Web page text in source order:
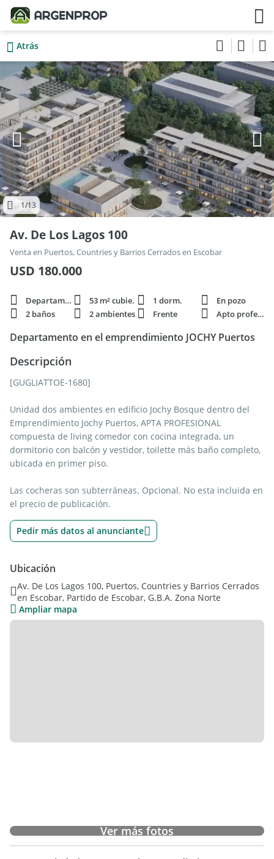
Atrás
1/13
Av. De Los Lagos 100
Venta en Puertos, Countries y Barrios Cerrados en Escobar
USD 180.000
Departamento 53 m² cubie. 1 dorm.
En pozo
2 baños
2 ambientes Frente Apto profesi.
Departamento en el emprendimiento JOCHY Puertos
Descripción
[GUGLIATTOE-1680]
Unidad dos ambientes en edificio Jochy Bosque dentro del
Emprendimiento Jochy Puertos, APTA PROFESIONAL
compuesta de living comedor con cocina integrada, un
dormitorio con balcón y vestidor, toilette más baño completo,
ubicada en primer piso.
Las cocheras son subterráneas. Opcional. No esta incluida en
el precio de publicación.
Pedir más datos al anunciante
Ubicación
Av. De Los Lagos 100, Puertos, Countries y Barrios Cerrados
en Escobar, Partido de Escobar, G.B.A. Zona Norte
Ampliar mapa
Ver más fotos